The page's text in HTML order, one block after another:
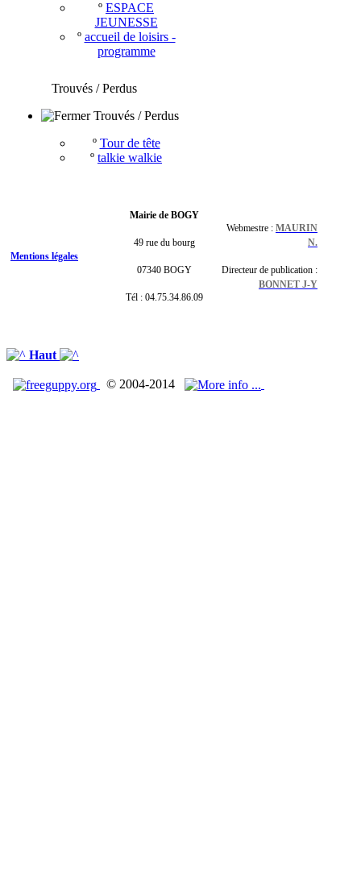
º ESPACE
JEUNESSE
º accueil de loisirs -
programme
Trouvés / Perdus
Trouvés / Perdus
º Tour de tête
º talkie walkie
Mentions légales
Mairie de BOGY
49 rue du bourg
07340 BOGY
Tél : 04.75.34.86.09
Webmestre : MAURIN
N.
Directeur de publication :
BONNET J-Y
Haut
© 2004-2014